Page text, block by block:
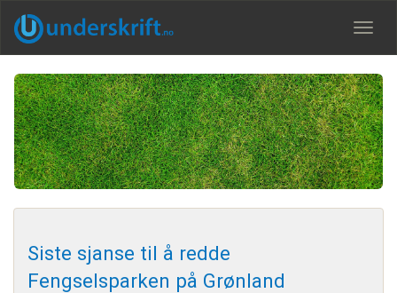
Meny
Siste sjanse til å redde
Fengselsparken på Grønland